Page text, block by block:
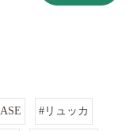
#リュッカ